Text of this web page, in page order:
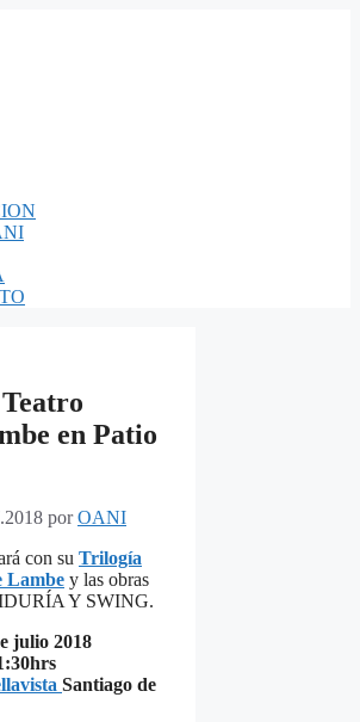
en Patio
porOANI
con su Trilogía
Lambe y las obras
Y SWING.
julio 2018
Santiago de